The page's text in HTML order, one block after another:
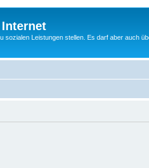
sozialen Leistungen stellen. Es darf aber auch